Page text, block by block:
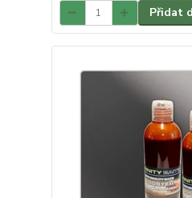
Přidat